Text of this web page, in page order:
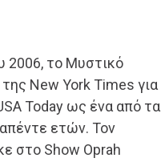
2006, το Μυστικό
New York Times για
Today ως ένα από τα
ετών. Τον
στο Show Oprah